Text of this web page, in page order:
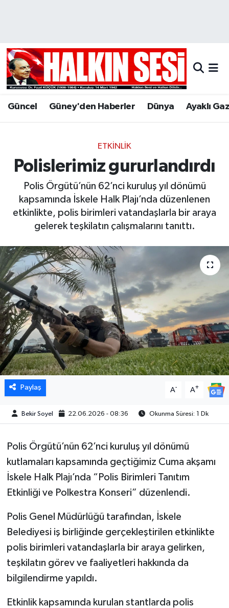
Güncel Güney'den Haberler Dünya Ayaklı
ETKINLIK
Polislerimiz gururlandırdı
Polis Örgütü’nün 62’nci kuruluş yıl dönümü
kapsamında İskele Halk Plajı’nda düzenlenen
etkinlikte, polis birimleri vatandaşlarla bir araya
gelerek teşkilatın çalışmalarını tanıttı.
Paylaş A- A+
Bekir Soyel 22.06.2026 - 08:36 Okunma Süresi: 1 Dk
Polis Örgütü’nün 62’nci kuruluş yıl dönümü
kutlamaları kapsamında geçtiğimiz Cuma akşamı
İskele Halk Plajı’nda “Polis Birimleri Tanıtım
Etkinliği ve Polkestra Konseri” düzenlendi.
Polis Genel Müdürlüğü tarafından, İskele
Belediyesi iş birliğinde gerçekleştirilen etkinlikte
polis birimleri vatandaşlarla bir araya gelirken,
teşkilatın görev ve faaliyetleri hakkında da
bilgilendirme yapıldı.
Etkinlik kapsamında kurulan stantlarda polis
Hava Durumu
Trafik Durumu
Son Dakika Haberleri
Haber Arşivi